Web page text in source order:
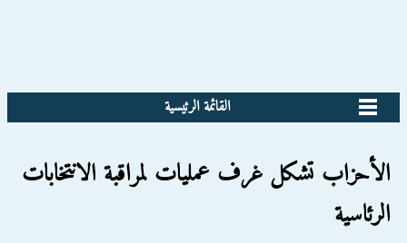
القائمة الرئيسية
الأحزاب تشكل غرف عمليات لمراقبة الانتخابات
الرئاسية